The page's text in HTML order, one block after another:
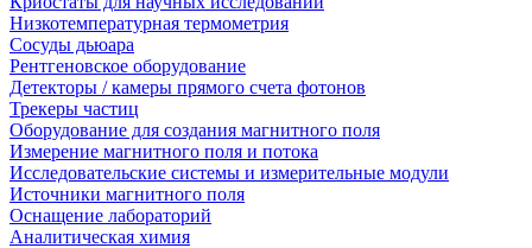
Низкотемпературная термометрия
Сосуды дьюара
Рентгеновское оборудование
Детекторы / камеры прямого счета фотонов
Трекеры частиц
Оборудование для создания магнитного поля
Измерение магнитного поля и потока
Исследовательские системы и измерительные модули
Источники магнитного поля
Оснащение лабораторий
Аналитическая химия